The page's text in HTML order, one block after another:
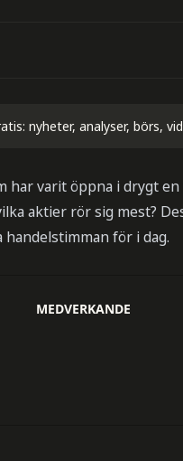
nyheter, analyser, börs,
har varit öppna i drygt
aktier rör sig mest?
för i dag.
MEDVERKANDE